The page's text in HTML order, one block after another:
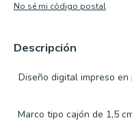
No sé mi código postal
Descripción
Diseño digital impreso
Marco tipo cajón de 1,5